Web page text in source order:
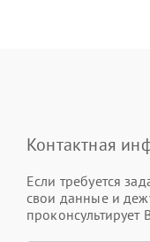
Контактная
Если требуется
свои данные и
проконсультирует